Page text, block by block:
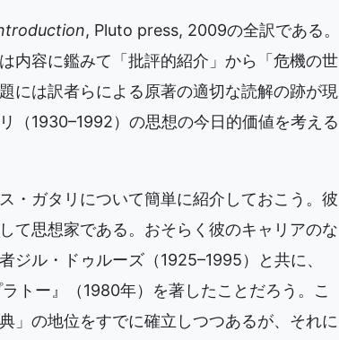
, Pluto press, 2009の全訳である。
内容に鑑みて「批評的紹介」から「危機の世
には訳者らによる原著の適切な読解の跡が現
（1930–1992）の思想の今日的価値を考える
・ガタリについて簡単に紹介しておこう。彼
て思想家である。おそらく彼のキャリアのな
ル・ドゥルーズ（1925–1995）と共に、
トー』（1980年）を著したことだろう。こ
」の地位をすでに確立しつつあるが、それに